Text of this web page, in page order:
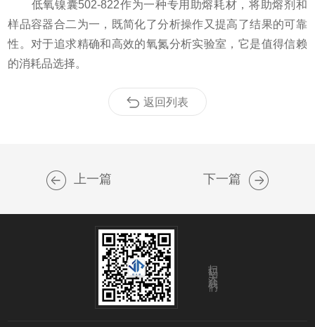
低氧镍囊502-822作为一种专用助熔耗材，将助熔剂和
样品容器合二为一，既简化了分析操作又提高了结果的可靠
性。对于追求精确和高效的氧氮分析实验室，它是值得信赖
的消耗品选择。
返回列表
上一篇 下一篇
扫码关注我们